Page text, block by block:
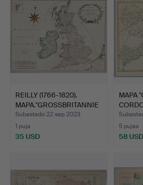
REILLY (1766-1820).
MAPA."GROSSBRITANNIE
N …
Subastado 22 sep 2023
1 puja
35 USD
MAPA
5 pujas
58 USD